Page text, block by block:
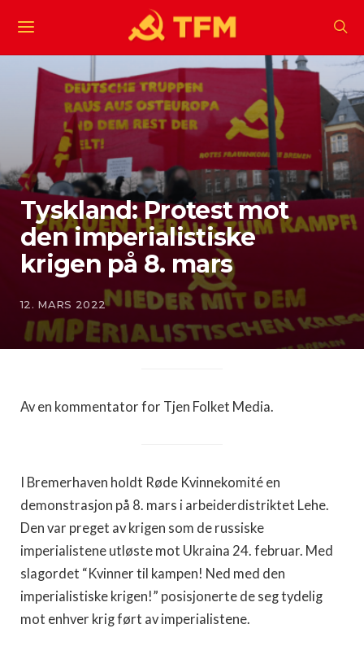
Tyskland: Protest mot
den imperialistiske
krigen på 8. mars
12. MARS 2022
Av en kommentator for Tjen Folket Media.
I Bremerhaven holdt Røde Kvinnekomité en
demonstrasjon på 8. mars i arbeiderdistriktet Lehe.
Den var preget av krigen som de russiske
imperialistene utløste mot Ukraina 24. februar. Med
slagordet “Kvinner til kampen! Ned med den
imperialistiske krigen!” posisjonerte de seg tydelig
mot enhver krig ført av imperialistene.